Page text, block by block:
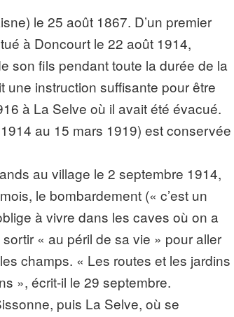
le 25 août 1867. D’un premier
à Doncourt le 22 août 1914,
son fils pendant toute la durée de la
une instruction suffisante pour être
à La Selve où il avait été évacué.
au 15 mars 1919) est conservée
au village le 2 septembre 1914,
le bombardement (« c’est un
à vivre dans les caves où on a
« au péril de sa vie » pour aller
champs. « Les routes et les jardins
», écrit-il le 29 septembre.
puis La Selve, où se